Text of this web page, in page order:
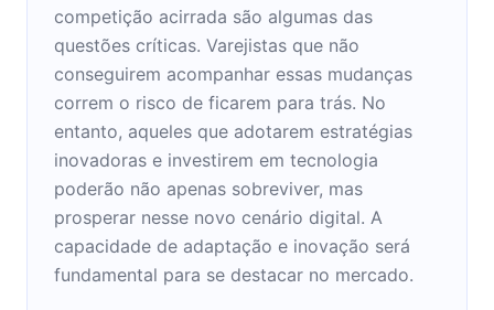
competição acirrada são algumas das
questões críticas. Varejistas que não
conseguirem acompanhar essas mudanças
correm o risco de ficarem para trás. No
entanto, aqueles que adotarem estratégias
inovadoras e investirem em tecnologia
poderão não apenas sobreviver, mas
prosperar nesse novo cenário digital. A
capacidade de adaptação e inovação será
fundamental para se destacar no mercado.